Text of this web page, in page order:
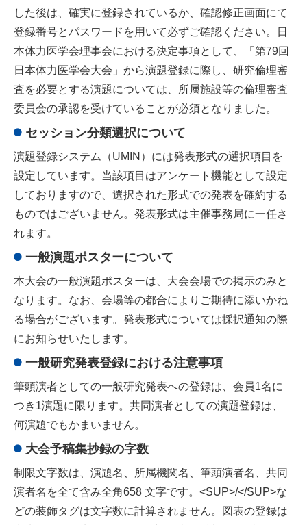
した後は、確実に登録されているか、確認修正画面にて
登録番号とパスワードを用いて必ずご確認ください。日
本体力医学会理事会における決定事項として、「第79回
日本体力医学会大会」から演題登録に際し、研究倫理審
査を必要とする演題については、所属施設等の倫理審査
委員会の承認を受けていることが必須となりました。
セッション分類選択について
演題登録システム（UMIN）には発表形式の選択項目を
設定しています。当該項目はアンケート機能として設定
しておりますので、選択された形式での発表を確約する
ものではございません。発表形式は主催事務局に一任さ
れます。
一般演題ポスターについて
本大会の一般演題ポスターは、大会会場での掲示のみと
なります。なお、会場等の都合によりご期待に添いかね
る場合がございます。発表形式については採択通知の際
にお知らせいたします。
一般研究発表登録における注意事項
筆頭演者としての一般研究発表への登録は、会員1名に
つき1演題に限ります。共同演者としての演題登録は、
何演題でもかまいません。
大会予稿集抄録の字数
制限文字数は、演題名、所属機関名、筆頭演者名、共同
演者名を全て含み全角658 文字です。<SUP>/</SUP>な
どの装飾タグは文字数に計算されません。図表の登録は